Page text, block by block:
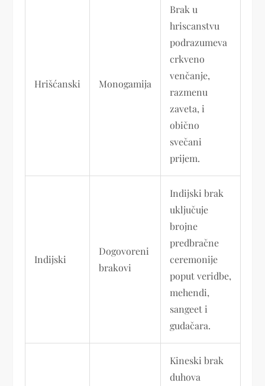
Hrišćanski Monogamija
Brak u
hriscanstvu
podrazumeva
crkveno
venčanje,
razmenu
zaveta, i
obično
svečani
prijem.
Indijski
Dogovoreni
brakovi
Indijski brak
uključuje
brojne
predbračne
ceremonije
poput veridbe,
mehendi,
sangeet i
gudačara.
Kineski brak
duhova